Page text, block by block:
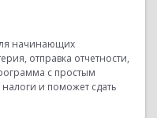
начинающих
отправка отчетности,
с простым
и поможет сдать